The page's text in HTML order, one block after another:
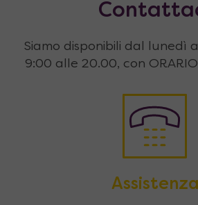
Siamo disponibili dal lunedì
9:00 alle 20.00, con
Assistenza